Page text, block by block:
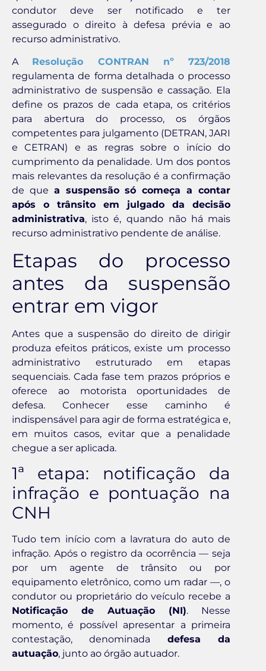
condutor deve ser notificado e ter
assegurado o direito à defesa prévia e ao
recurso administrativo.
A Resolução CONTRAN nº 723/2018
regulamenta de forma detalhada o processo
administrativo de suspensão e cassação. Ela
define os prazos de cada etapa, os critérios
para abertura do processo, os órgãos
competentes para julgamento (DETRAN, JARI
e CETRAN) e as regras sobre o início do
cumprimento da penalidade. Um dos pontos
mais relevantes da resolução é a confirmação
de que a suspensão só começa a contar
após o trânsito em julgado da decisão
administrativa, isto é, quando não há mais
recurso administrativo pendente de análise.
Etapas do processo
antes da suspensão
entrar em vigor
Antes que a suspensão do direito de dirigir
produza efeitos práticos, existe um processo
administrativo estruturado em etapas
sequenciais. Cada fase tem prazos próprios e
oferece ao motorista oportunidades de
defesa. Conhecer esse caminho é
indispensável para agir de forma estratégica e,
em muitos casos, evitar que a penalidade
chegue a ser aplicada.
1ª etapa: notificação da
infração e pontuação na
CNH
Tudo tem início com a lavratura do auto de
infração. Após o registro da ocorrência — seja
por um agente de trânsito ou por
equipamento eletrônico, como um radar —, o
condutor ou proprietário do veículo recebe a
Notificação de Autuação (NI). Nesse
momento, é possível apresentar a primeira
contestação, denominada defesa da
autuação, junto ao órgão autuador.